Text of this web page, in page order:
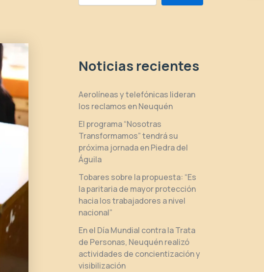
Noticias recientes
Aerolíneas y telefónicas lideran
los reclamos en Neuquén
El programa “Nosotras
Transformamos” tendrá su
próxima jornada en Piedra del
Águila
Tobares sobre la propuesta: “Es
la paritaria de mayor protección
hacia los trabajadores a nivel
nacional”
En el Día Mundial contra la Trata
de Personas, Neuquén realizó
actividades de concientización y
visibilización